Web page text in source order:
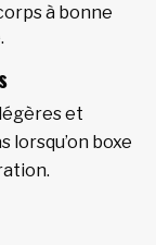
à bonne
et
lorsqu’on boxe